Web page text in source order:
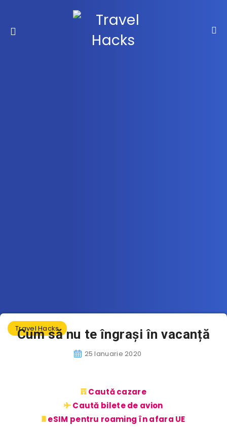
Travel Hacks
Cum să nu te îngrași în vacanță
25 Ianuarie 2020
Caută cazare
Caută bilete de avion
eSIM pentru roaming în afara UE